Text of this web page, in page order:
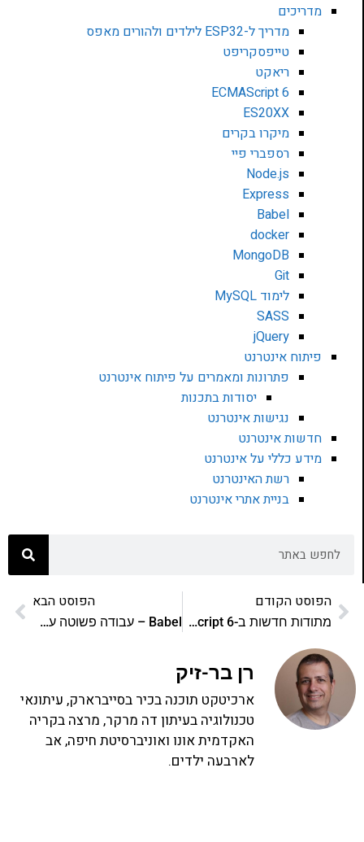
מדריכים
מדריך ל-ESP32 לילדים ולהורים מאפס
טייפסקריפט
ריאקט
ECMAScript 6
ES20XX
מיקרו בקרים
רספברי פיי
Node.js
Express
Babel
docker
MongoDB
Git
לימוד MySQL
SASS
jQuery
פיתוח אינטרנט
פתרונות ומאמרים על פיתוח אינטרנט
יסודות בתכנות
נגישות אינטרנט
חדשות אינטרנט
מידע כללי על אינטרנט
רשת האינטרנט
בניית אתרי אינטרנט
הפוסט הקודם
מתודות חדשות ב-ECMAScript 6
הפוסט הבא
Babel – עבודה פשוטה עם CLI
רן בר-זיק
ארכיטקט תוכנה בכיר בסייברארק, עיתונאי
טכנולוגיה בעיתון דה מרקר, מרצה בקריה
האקדמית אונו ואוניברסיטת חיפה, אב
לארבעה ילדים.